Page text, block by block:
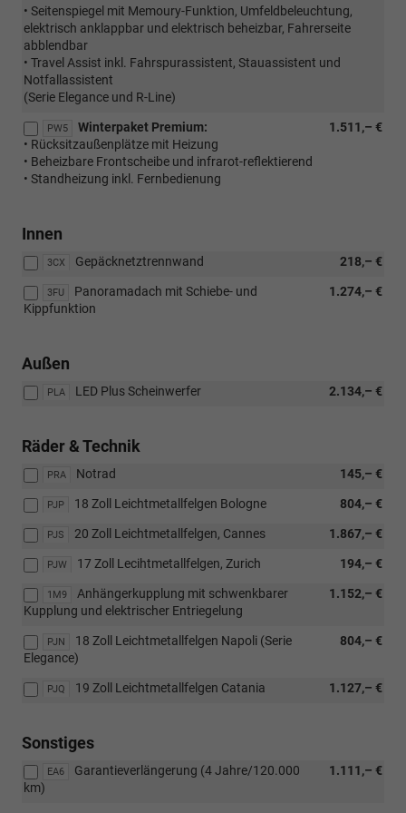
• Seitenspiegel mit Memoury-Funktion, Umfeldbeleuchtung,
elektrisch anklappbar und elektrisch beheizbar, Fahrerseite
abblendbar
• Travel Assist inkl. Fahrspurassistent, Stauassistent und
Notfallassistent
(Serie Elegance und R-Line)
PW5 1.511,– €
Winterpaket Premium:
• Rücksitzaußenplätze mit Heizung
• Beheizbare Frontscheibe und infrarot-reflektierend
• Standheizung inkl. Fernbedienung
Innen
3CX 218,– €
Gepäcknetztrennwand
3FU 1.274,– €
Panoramadach mit Schiebe- und
Kippfunktion
Außen
PLA 2.134,– €
LED Plus Scheinwerfer
Räder & Technik
PRA 145,– €
Notrad
PJP 804,– €
18 Zoll Leichtmetallfelgen Bologne
PJS 1.867,– €
20 Zoll Leichtmetallfelgen, Cannes
PJW 194,– €
17 Zoll Lecihtmetallfelgen, Zurich
1M9 1.152,– €
Anhängerkupplung mit schwenkbarer
Kupplung und elektrischer Entriegelung
PJN 804,– €
18 Zoll Leichtmetallfelgen Napoli (Serie
Elegance)
PJQ 1.127,– €
19 Zoll Leichtmetallfelgen Catania
Sonstiges
EA6 1.111,– €
Garantieverlängerung (4 Jahre/120.000
km)